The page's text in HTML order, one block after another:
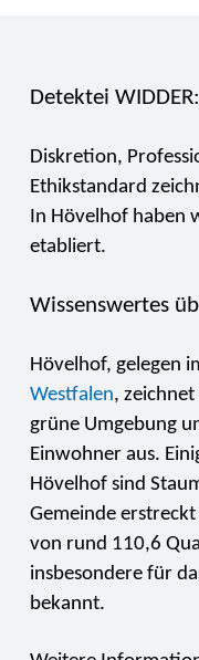
Detektei
Diskretion,
Ethikstandard
In Hövelhof haben
etabliert.
Wissenswertes
Hövelhof, gelegen
Westfalen,
grüne Umgebung
Einwohner aus.
Hövelhof sind
Gemeinde
von rund 110,6
insbesondere für
bekannt.